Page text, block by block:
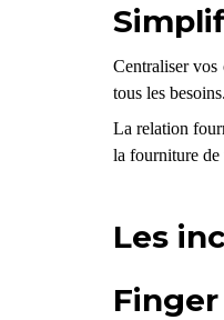
Centraliser vos
tous les besoins.
La relation
la fourniture
Les